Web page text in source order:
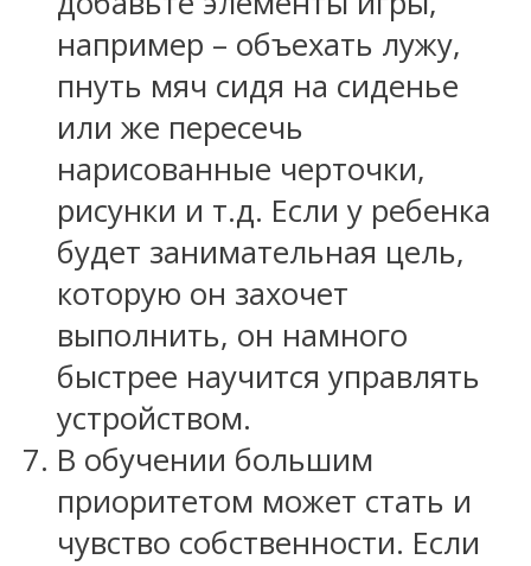
например – объехать лужу,
пнуть мяч сидя на сиденье
или же пересечь
нарисованные черточки,
рисунки и т.д. Если у ребенка
будет занимательная цель,
которую он захочет
выполнить, он намного
быстрее научится управлять
устройством.
В обучении большим
приоритетом может стать и
чувство собственности. Если